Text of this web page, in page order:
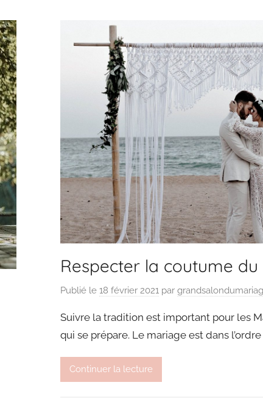
Respecter la coutume
Publié le 18 février 2021 par
Suivre la tradition est important pour les
qui se prépare. Le mariage est dans l’ordre
Continuer la lecture